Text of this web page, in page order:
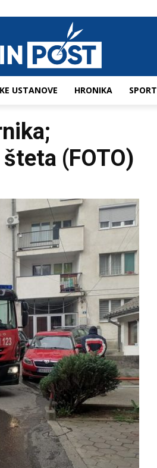
USTANOVE HRONIKA SPORT
(FOTO)